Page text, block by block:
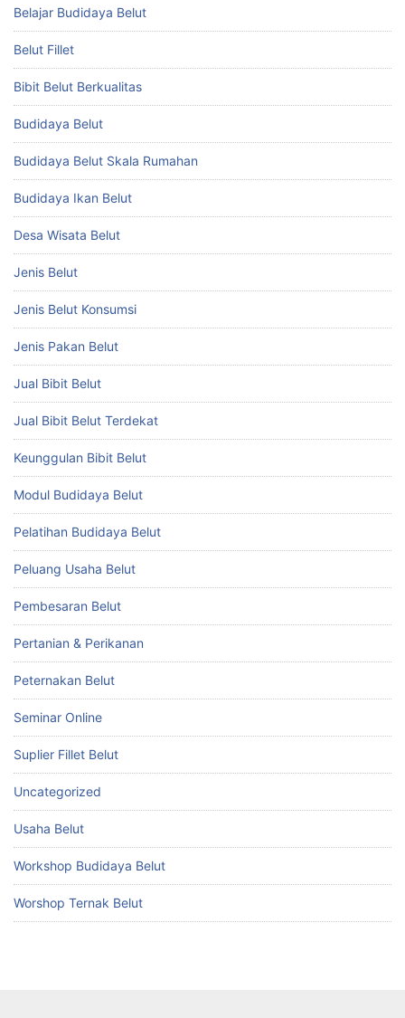
Belajar Budidaya Belut
Belut Fillet
Bibit Belut Berkualitas
Budidaya Belut
Budidaya Belut Skala Rumahan
Budidaya Ikan Belut
Desa Wisata Belut
Jenis Belut
Jenis Belut Konsumsi
Jenis Pakan Belut
Jual Bibit Belut
Jual Bibit Belut Terdekat
Keunggulan Bibit Belut
Modul Budidaya Belut
Pelatihan Budidaya Belut
Peluang Usaha Belut
Pembesaran Belut
Pertanian & Perikanan
Peternakan Belut
Seminar Online
Suplier Fillet Belut
Uncategorized
Usaha Belut
Workshop Budidaya Belut
Worshop Ternak Belut